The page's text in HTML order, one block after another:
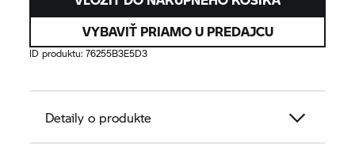
VYBAVIŤ PRIAMO U PREDAJCU
ID produktu:76255B3E5D3
Detaily o produkte